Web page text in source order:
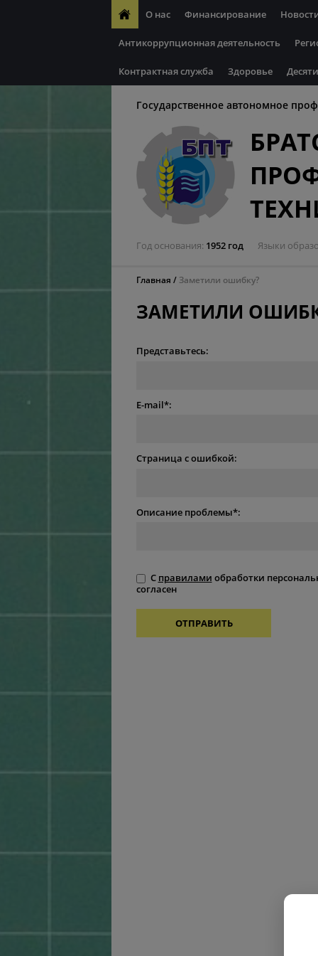
О нас Финансирование
Антикоррупционная деятельность
Контрактная служба Здоровье
Государственное автономное
Год основания 1952 год Языки
Главная Заметили ошибку?
ЗАМЕТИЛИ
Представьтесь:
E-mail*:
Страница с ошибкой:
Описание проблемы*:
С правилами обработки
согласен
ОТПРАВИТЬ